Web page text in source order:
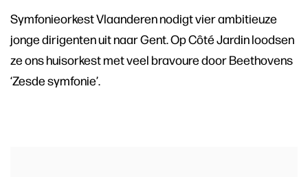
Symfonieorkest Vlaanderen nodigt vier ambitieuze
jonge dirigenten uit naar Gent. Op Côté Jardin loodsen
ze ons huisorkest met veel bravoure door Beethovens
‘Zesde symfonie’.